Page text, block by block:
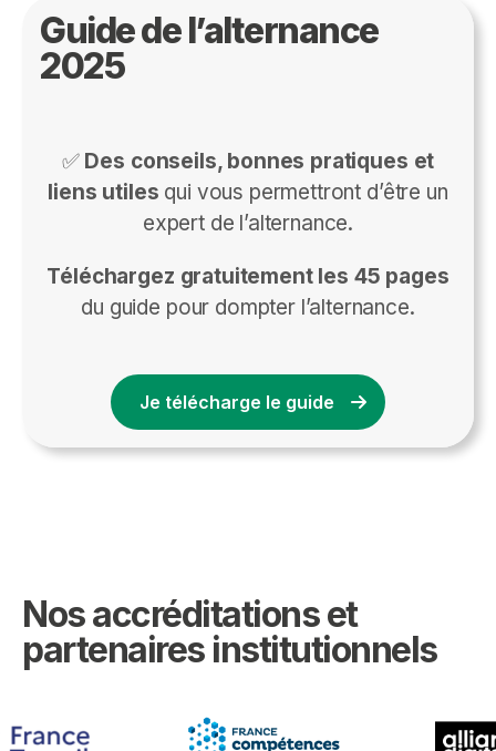
Guide de l’alternance
2025
✅ Des conseils, bonnes pratiques et
liens utiles qui vous permettront d’être un
expert de l’alternance.
Téléchargez gratuitement les 45 pages
du guide pour dompter l’alternance.
Je télécharge le guide
Nos accréditations et
partenaires institutionnels